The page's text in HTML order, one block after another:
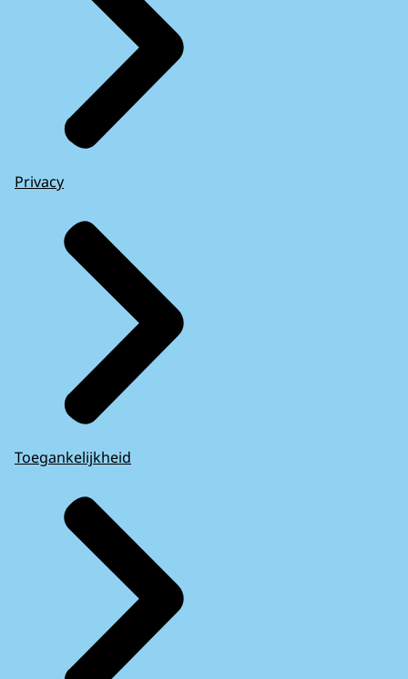
Privacy
Toegankelijkheid